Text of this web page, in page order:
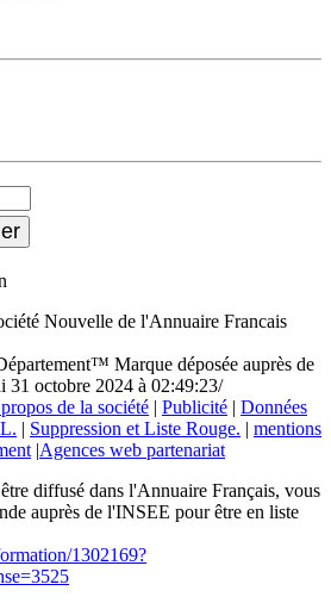
Nouvelle de l'Annuaire Francais
Marque déposée auprès de
octobre 2024 à 02:49:23/
de la société | Publicité | Données
| Suppression et Liste Rouge. | mentions
|Agences web partenariat
diffusé dans l'Annuaire Français, vous
auprès de l'INSEE pour être en liste
1302169?